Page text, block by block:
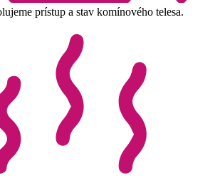
prístup a stav komínového telesa.